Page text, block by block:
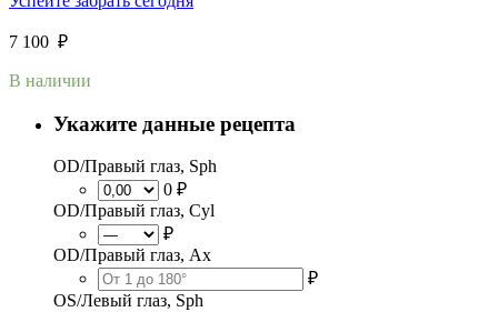
7 100 ₽
В наличии
Укажите данные рецепта
OD/Правый глаз, Sph
0 ₽
OD/Правый глаз, Cyl
₽
OD/Правый глаз, Ax
₽
OS/Левый глаз, Sph